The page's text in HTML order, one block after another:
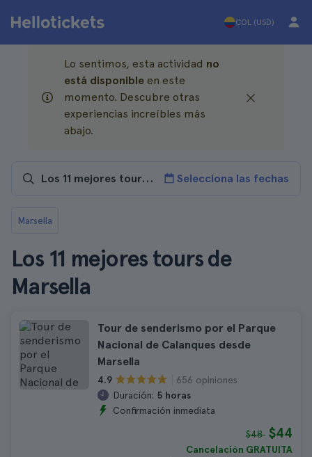
COL (USD)
Lo sentimos, esta actividad no
está disponible en este
momento. Descubre otras
experiencias increíbles más
abajo.
Selecciona las fechas
Marsella
Los 11 mejores tours de
Marsella
Tour de senderismo por el Parque
Nacional de Calanques desde
Marsella
4.9
656 opiniones
Duración: 5 horas
Confirmación inmediata
$48 $44
Cancelación GRATUITA